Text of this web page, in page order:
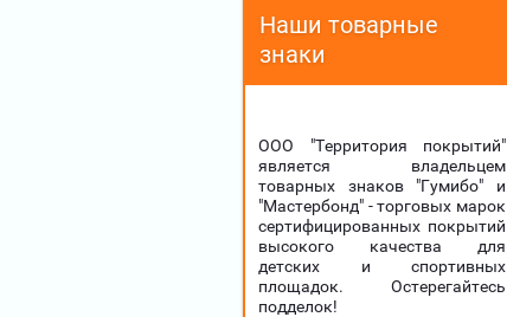
Наши товарные
знаки
ООО "Территория покрытий"
является владельцем
товарных знаков "Гумибо" и
"Мастербонд" - торговых марок
сертифицированных покрытий
высокого качества для
детских и спортивных
площадок. Остерегайтесь
подделок!